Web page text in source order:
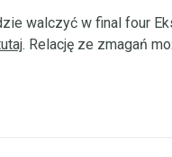
walczyć w final four
. Relację ze zmagań